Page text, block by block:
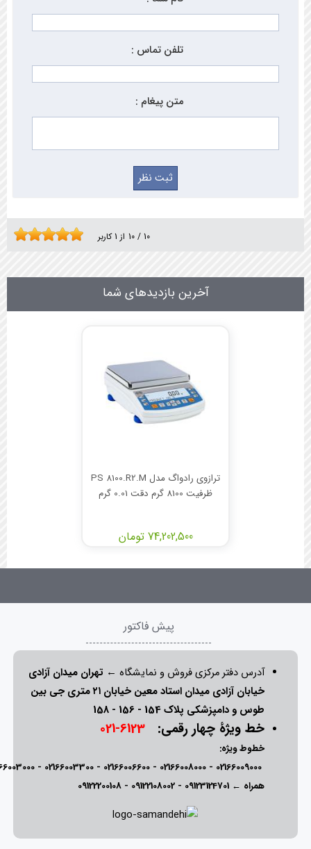
تلفن تماس :
متن پیغام :
10 / 10 از 1کاربر
آخرین بازدیدهای شما
ترازوی رادواگ مدل PS 8100.R2.M
ظرفیت 8100 گرم دقت 0.01 گرم
74,202,500 تومان
پیش فاکتور
آدرس دفتر مرکزی فروش و نمایشگاه ← تهران میدان آزادی
خیابان آزادی میدان استاد معین خیابان ۲۱ متری جی بین
طوس و دامپزشکی پلاک 154 - 156 - 158
خط ویژۀ چهار رقمی:6123-021
خطوط ویژه:
02166009000
-
02166008000
-
02166006600
-
02166003300
-
همراه ← 09123124701
-
09122108002
-
09122200108